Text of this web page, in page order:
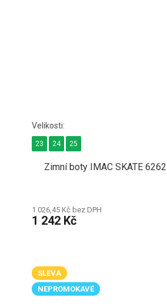
Zimní boty IMAC SKATE
1 026,45 Kč bez DPH
1 242 Kč
23 24 25
SLEVA
NEPROMOKAVÉ